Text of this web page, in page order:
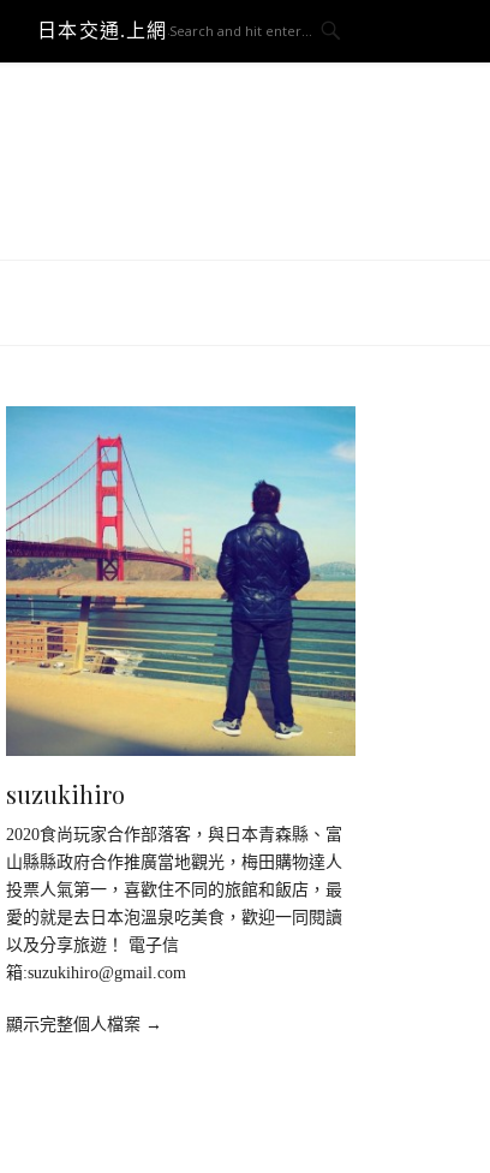
日本交通.上網與3C開箱
suzukihiro
2020食尚玩家合作部落客，與日本青森縣、富
山縣縣政府合作推廣當地觀光，梅田購物達人
投票人氣第一，喜歡住不同的旅館和飯店，最
愛的就是去日本泡溫泉吃美食，歡迎一同閱讀
以及分享旅遊！ 電子信
箱:suzukihiro@gmail.com
顯示完整個人檔案 →